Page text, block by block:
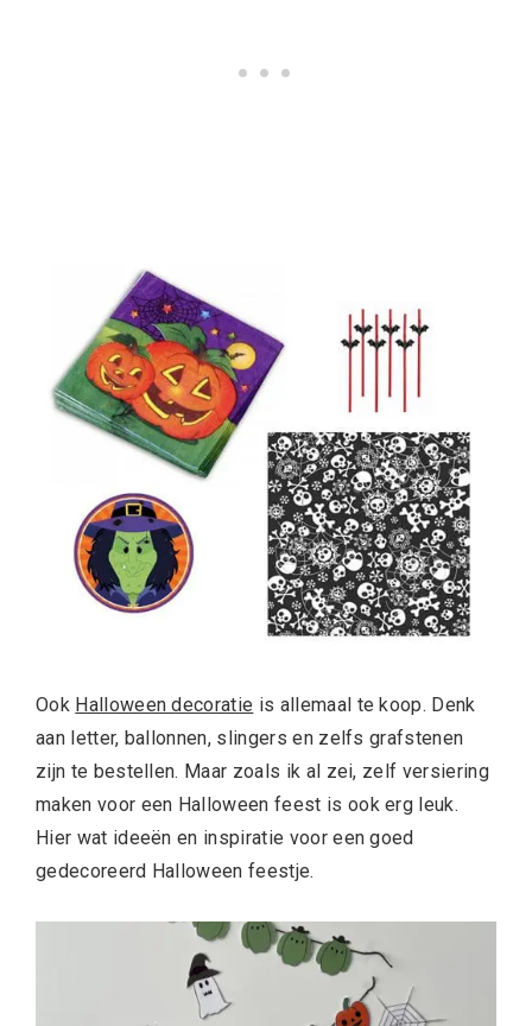
Ook Halloween decoratie is allemaal te koop. Denk
aan letter, ballonnen, slingers en zelfs grafstenen
zijn te bestellen. Maar zoals ik al zei, zelf versiering
maken voor een Halloween feest is ook erg leuk.
Hier wat ideeën en inspiratie voor een goed
gedecoreerd Halloween feestje.